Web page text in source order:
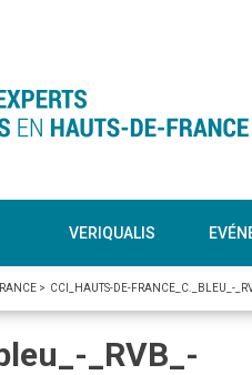
VERIQUALIS
> CCI_HAUTS-DE-FRANCE_C._BLEU_-
_RVB_-